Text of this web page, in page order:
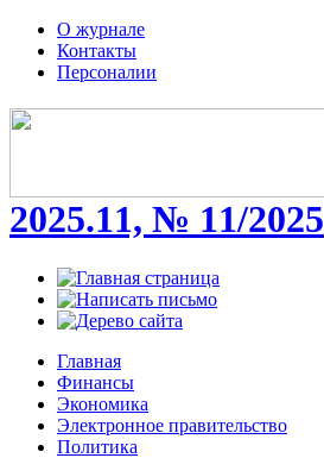
О журнале
Контакты
Персоналии
2025.11, № 11/2025
Главная
Финансы
Экономика
Электронное правительство
Политика